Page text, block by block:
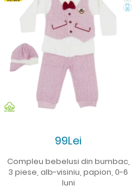
99Lei
Compleu bebelusi din bumbac,
3 piese, alb-visiniu, papion, 0-6
luni